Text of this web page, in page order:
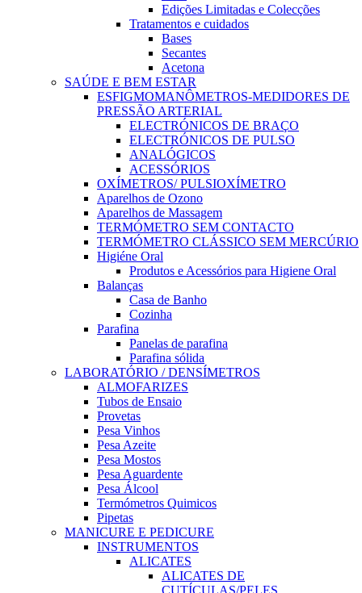
Edições Limitadas e Colecções
Tratamentos e cuidados
Bases
Secantes
Acetona
SAÚDE E BEM ESTAR
ESFIGMOMANÔMETROS-MEDIDORES DE
PRESSÃO ARTERIAL
ELECTRÓNICOS DE BRAÇO
ELECTRÓNICOS DE PULSO
ANALÓGICOS
ACESSÓRIOS
OXÍMETROS/ PULSIOXÍMETRO
Aparelhos de Ozono
Aparelhos de Massagem
TERMÓMETRO SEM CONTACTO
TERMÓMETRO CLÁSSICO SEM MERCÚRIO
Higiéne Oral
Produtos e Acessórios para Higiene Oral
Balanças
Casa de Banho
Cozinha
Parafina
Panelas de parafina
Parafina sólida
LABORATÓRIO / DENSÍMETROS
ALMOFARIZES
Tubos de Ensaio
Provetas
Pesa Vinhos
Pesa Azeite
Pesa Mostos
Pesa Aguardente
Pesa Álcool
Termómetros Quimicos
Pipetas
MANICURE E PEDICURE
INSTRUMENTOS
ALICATES
ALICATES DE
CUTÍCULAS/PELES